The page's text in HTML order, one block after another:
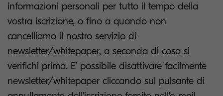
informazioni personali per tutto il tempo della
vostra iscrizione, o fino a quando non
cancelliamo il nostro servizio di
newsletter/whitepaper, a seconda di cosa si
verifichi prima. E’ possibile disattivare facilmente
newsletter/whitepaper cliccando sul pulsante di